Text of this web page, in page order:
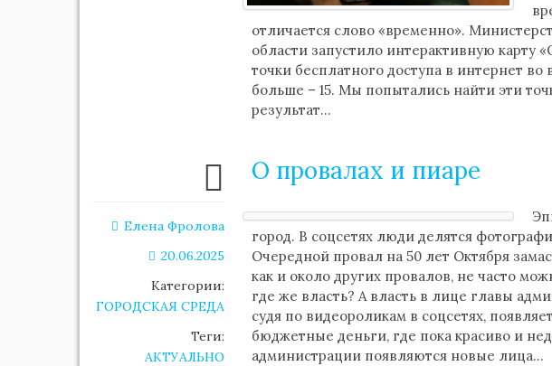
отличается слово «временно».
области запустило интерактивную
точки бесплатного доступа в интернет во
больше – 15. Мы попытались найти эти
результат…
Елена Фролова
20.06.2025
Категории:
ГОРОДСКАЯ СРЕДА
Теги:
АКТУАЛЬНО
О провалах и пиаре
город. В соцсетях люди делятся
Очередной провал на 50 лет Октября
как и около других провалов, не часто
где же власть? А власть в лице главы
судя по видеороликам в соцсетях,
бюджетные деньги, где пока красиво и
администрации появляются новые лица…